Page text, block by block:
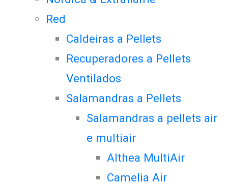
Red
Caldeiras a Pellets
Recuperadores a Pellets
Ventilados
Salamandras a Pellets
Salamandras a pellets air
e multiair
Althea MultiAir
Camelia Air